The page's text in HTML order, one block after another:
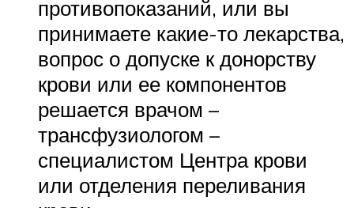
противопоказаний, или вы
принимаете какие-то лекарства,
вопрос о допуске к донорству
крови или ее компонентов
решается врачом –
трансфузиологом –
специалистом Центра крови
или отделения переливания